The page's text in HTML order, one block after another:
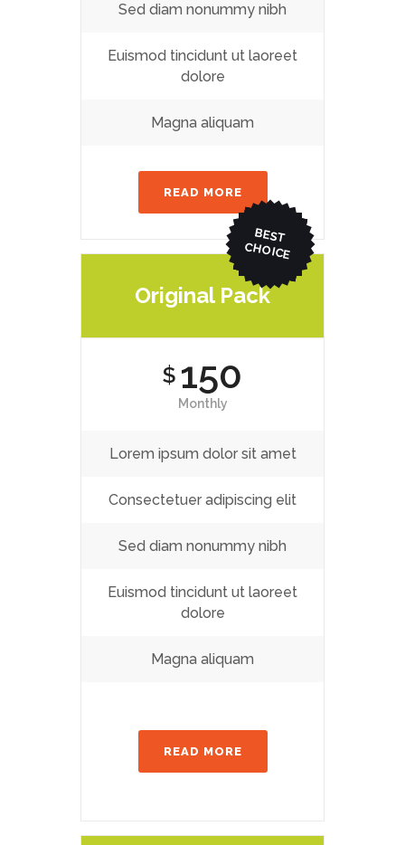
Sed diam nonummy nibh
Euismod tincidunt ut laoreet
dolore
Magna aliquam
READ MORE
BEST
CHO
ICE
Original Pack
$ 150
Monthly
Lorem ipsum dolor sit amet
Consectetuer adipiscing elit
Sed diam nonummy nibh
Euismod tincidunt ut laoreet
dolore
Magna aliquam
READ MORE